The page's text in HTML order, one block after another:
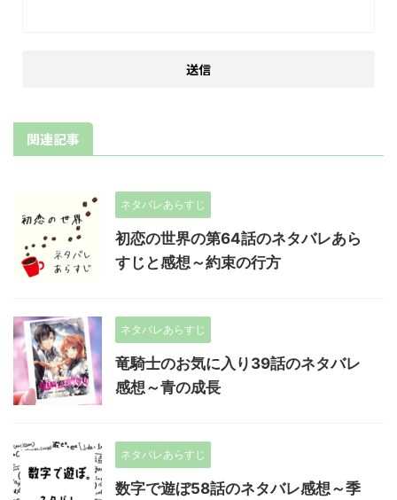
関連記事
ネタバレあらすじ
初恋の世界の第64話のネタバレあら
すじと感想～約束の行方
ネタバレあらすじ
竜騎士のお気に入り39話のネタバレ
感想～青の成長
ネタバレあらすじ
数字で遊ぼ58話のネタバレ感想～季